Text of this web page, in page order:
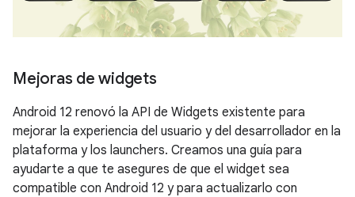
Mejoras de widgets
Android 12 renovó la API de Widgets existente para
mejorar la experiencia del usuario y del desarrollador en la
plataforma y los launchers. Creamos una guía para
ayudarte a que te asegures de que el widget sea
compatible con Android 12 y para actualizarlo con